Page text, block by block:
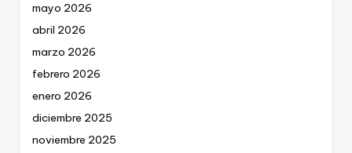
mayo 2026
abril 2026
marzo 2026
febrero 2026
enero 2026
diciembre 2025
noviembre 2025